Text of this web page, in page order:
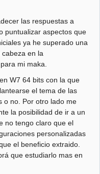
las respuestas a
puntualizar aspectos que
ya he superado una
en la
mi maka.
W7 64 bits con la que
el tema de las
o no. Por otro lado me
la posibilidad de ir a un
no tengo claro que el
personalizadas
el beneficio extraido.
que estudiarlo mas en